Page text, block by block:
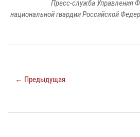
Пресс-служба Управления
национальной гвардии Российской
← Предыдущая